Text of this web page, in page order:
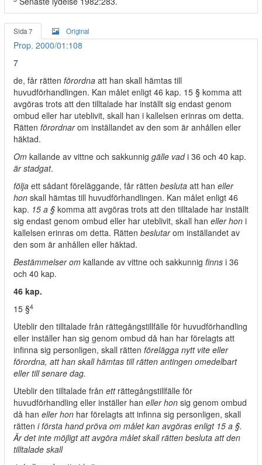
Sida 7 Original
Prop. 2000/01:108
7
de, får rätten förordna att han skall hämtas till
huvudförhandlingen. Kan målet enligt 46 kap. 15 § komma att
avgöras trots att den tilltalade har inställt sig endast genom
ombud eller har uteblivit, skall han i kallelsen erinras om detta.
Rätten förordnarom inställandet av den som är anhållen eller
häktad.
Om kallande av vittne och sakkunnig gälle vadi 36 och 40 kap.
är stadgat.
följa ett sådant föreläggande, får rätten besluta att han eller
hon skall hämtas till huvudförhandlingen. Kan målet enligt 46
kap. 15 a § komma att avgöras trots att den tilltalade har inställt
sig endast genom ombud eller har uteblivit, skall han eller hon i
kallelsen erinras om detta. Rätten beslutarom inställandet av
den som är anhållen eller häktad.
Bestämmelser om kallande av vittne och sakkunnig finns i 36
och 40 kap.
46 kap.
15 §4
Uteblir den tilltalade från rättegångstillfälle för huvudförhandling
eller inställer han sig genom ombud då han har förelagts att
infinna sig personligen, skall rätten förelägga nytt vite eller
förordna, att han skall hämtas till rätten antingen omedelbart
eller till senare dag.
Uteblir den tilltalade från ett rättegångstillfälle för
huvudförhandling eller inställer han eller hon sig genom ombud
då han eller hon har förelagts att infinna sig personligen, skall
rätten i första hand pröva om målet kan avgöras enligt 15 a §.
Är det inte möjligt att avgöra målet skall rätten besluta att den
tilltalade skall